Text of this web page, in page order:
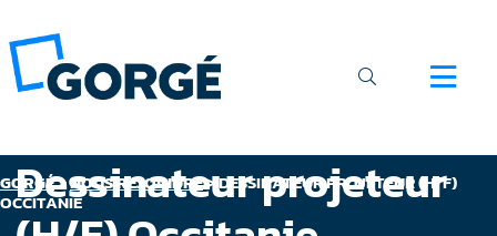
GORGÉ>NOUS REJOINDRE>DESSINATEUR PROJETEUR (H/F)
OCCITANIE
Dessinateur projeteur